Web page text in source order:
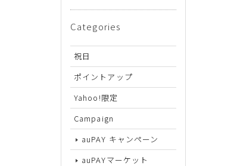
Categories
祝日
ポイントアップ
Yahoo!限定
Campaign
auPAY キャンペーン
auPAYマーケット
サイズから探す
22.5cm
23cm